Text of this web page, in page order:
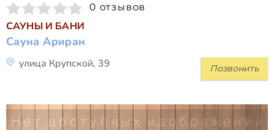
0 отзывов
САУНЫ И БАНИ
Сауна Ариран
Позвонить
улица Крупской, 39